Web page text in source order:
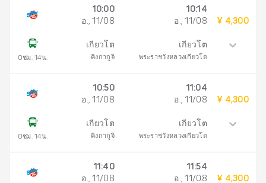
0ชม. 14น.
10:00
อ., 11/08
เกียวโต
คิงกากูจิ
10:14
อ., 11/08
เกียวโต
พระราชวังหลวงเกียวโต
¥ 4,300
0ชม. 14น.
10:50
อ., 11/08
เกียวโต
คิงกากูจิ
11:04
อ., 11/08
เกียวโต
พระราชวังหลวงเกียวโต
¥ 4,300
11:40
อ., 11/08
11:54
อ., 11/08
¥ 4,300